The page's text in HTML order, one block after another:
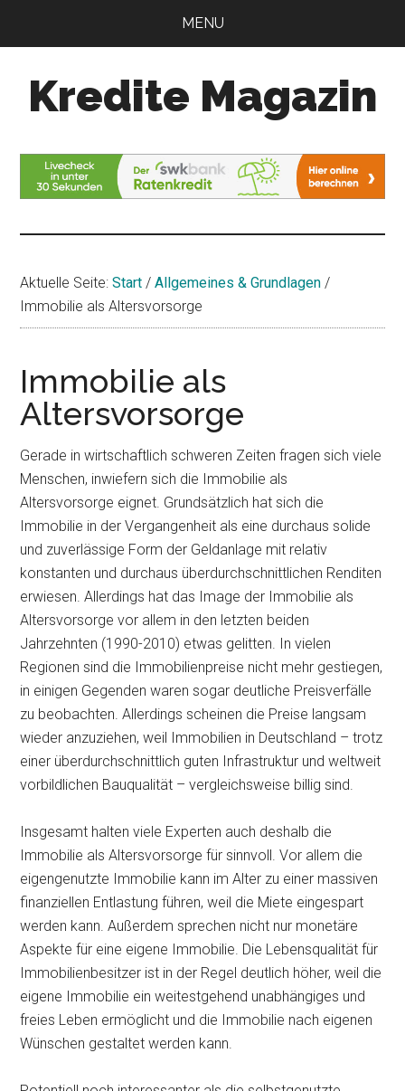
MENU
Kredite Magazin
für
Ihren
Kredit
Aktuelle Seite:Start / Allgemeines & Grundlagen /
Immobilie als Altersvorsorge
Immobilie als
Altersvorsorge
Gerade in wirtschaftlich schweren Zeiten fragen sich viele
Menschen, inwiefern sich die Immobilie als
Altersvorsorge eignet. Grundsätzlich hat sich die
Immobilie in der Vergangenheit als eine durchaus solide
und zuverlässige Form der Geldanlage mit relativ
konstanten und durchaus überdurchschnittlichen Renditen
erwiesen. Allerdings hat das Image der Immobilie als
Altersvorsorge vor allem in den letzten beiden
Jahrzehnten (1990-2010) etwas gelitten. In vielen
Regionen sind die Immobilienpreise nicht mehr gestiegen,
in einigen Gegenden waren sogar deutliche Preisverfälle
zu beobachten. Allerdings scheinen die Preise langsam
wieder anzuziehen, weil Immobilien in Deutschland – trotz
einer überdurchschnittlich guten Infrastruktur und weltweit
vorbildlichen Bauqualität – vergleichsweise billig sind.
Insgesamt halten viele Experten auch deshalb die
Immobilie als Altersvorsorge für sinnvoll. Vor allem die
eigengenutzte Immobilie kann im Alter zu einer massiven
finanziellen Entlastung führen, weil die Miete eingespart
werden kann. Außerdem sprechen nicht nur monetäre
Aspekte für eine eigene Immobilie. Die Lebensqualität für
Immobilienbesitzer ist in der Regel deutlich höher, weil die
eigene Immobilie ein weitestgehend unabhängiges und
freies Leben ermöglicht und die Immobilie nach eigenen
Wünschen gestaltet werden kann.